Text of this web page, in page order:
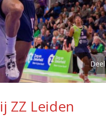
ZZ Leiden